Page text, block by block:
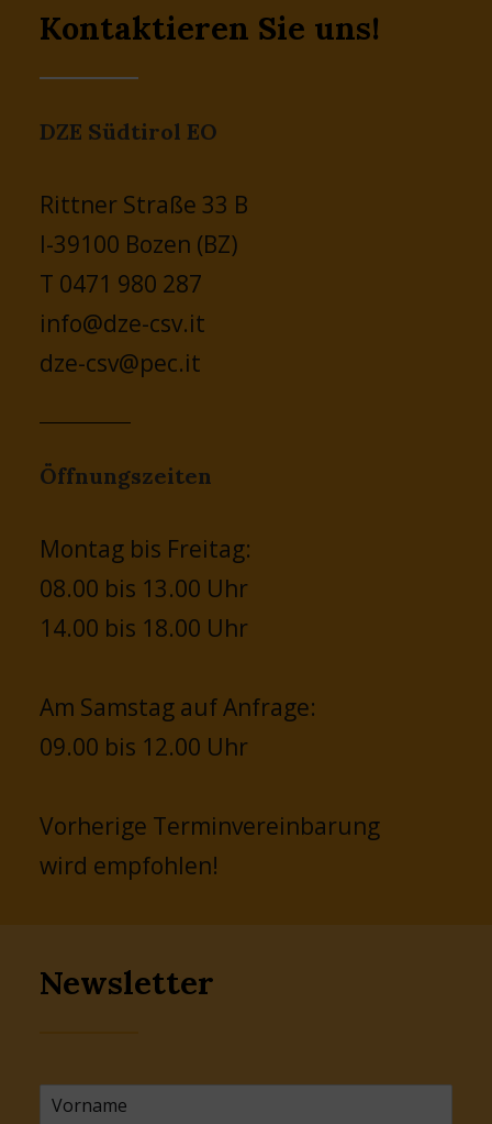
Kontaktieren Sie uns!
DZE Südtirol EO
Rittner Straße 33 B
I-39100 Bozen (BZ)
T 0471 980 287
info@dze-csv.it
dze-csv@pec.it
Öffnungszeiten
Montag bis Freitag:
08.00 bis 13.00 Uhr
14.00 bis 18.00 Uhr
Am Samstag auf Anfrage:
09.00 bis 12.00 Uhr
Vorherige Terminvereinbarung
wird empfohlen!
Newsletter